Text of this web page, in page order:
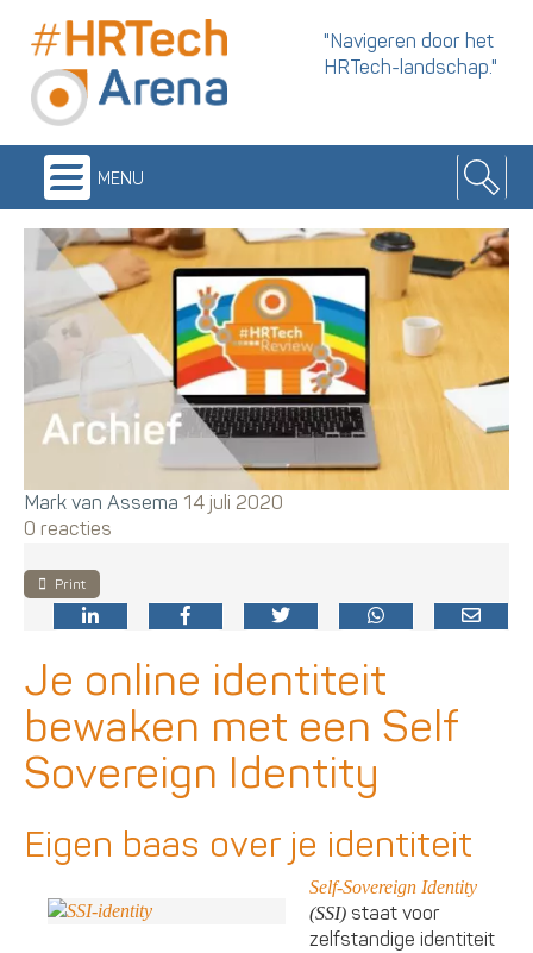
"Navigeren door het
HRTech-landschap."
menu
Mark van Assema 14 juli 2020
0 reacties
Print
Je online identiteit
bewaken met een Self
Sovereign Identity
Eigen baas over je identiteit
Self-Sovereign Identity
(SSI) staat voor
zelfstandige identiteit